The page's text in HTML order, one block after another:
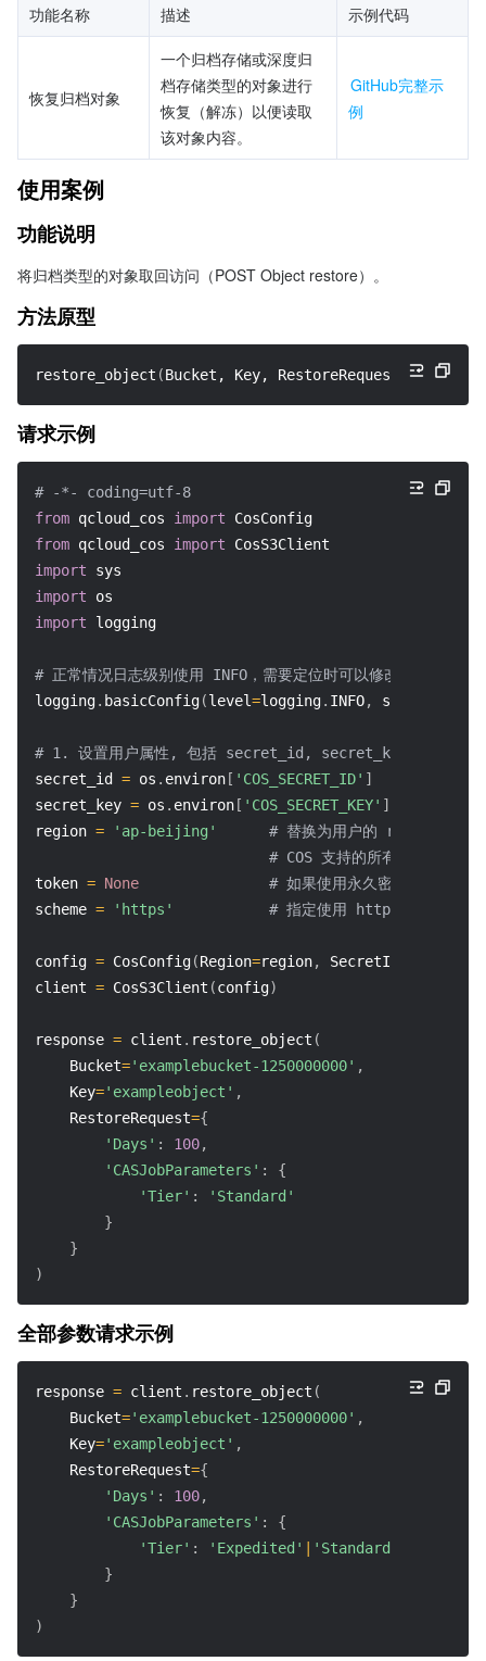
功能名称 描述 示例代码
恢复归档对象
一个归档存储或深度归
档存储类型的对象进行
恢复（解冻）以便读取
该对象内容。
GitHub完整示
例
使用案例
功能说明
将归档类型的对象取回访问（POST Object restore）。
方法原型
restore_object (Bucket, Key, RestoreRequest {} ,
请求示例
# -*- coding=utf-8
from qcloud_cos import CosConfig
from qcloud_cos import CosS3Client
import sys
import os
import logging
# 正常情况日志级别使用 INFO，需要定位时可以修改为 DEBUG
logging. basicConfig(level=logging. INFO, stream
# 1. 设置用户属性, 包括 secret_id, secret_key, region等
secret_id = os . environ [ 'COS_SECRET_ID' ]
secret_key = os . environ [ 'COS_SECRET_KEY' ]
region = 'ap-beijing'
# 替换为用户的 region，已
# COS 支持的所有 region
token = None
# 如果使用永久密钥不需要
scheme = 'https' # 指定使用 http/https 协议
config = CosConfig(Region=region, SecretId
client = CosS3Client (config)
response = client . restore_object (
    Bucket
='examplebucket-1250000000' ,
    Key
='exampleobject' ,
    RestoreRequest
={
'Days' : 100,
'CASJobParameters' :
{
'Tier' :
'Standard'
}
}
)
全部参数请求示例
response = client . restore_object (
    Bucket
='examplebucket-1250000000' ,
    Key
='exampleobject' ,
    RestoreRequest
={
'Days' : 100,
'CASJobParameters' :
{
'Tier' : 'Expedited' 'Standard'
}
}
)